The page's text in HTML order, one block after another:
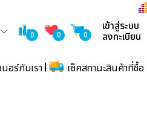
0 0 0
เข้าสู่ระบบ
ลงทะเบียน
อร์กับเรา เช็คสถานะสินค้าที่ซื้อ